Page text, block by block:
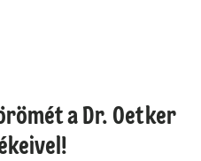
a Dr. Oetker